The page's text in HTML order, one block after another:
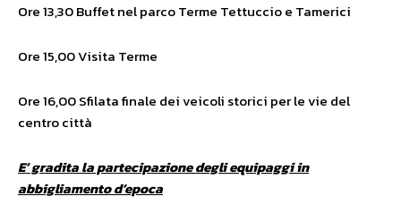
Ore 13,30 Buffet nel parco Terme Tettuccio e Tamerici
Ore 15,00 Visita Terme
Ore 16,00 Sfilata finale dei veicoli storici per le vie del
centro città
E’ gradita la partecipazione degli equipaggi in
abbigliamento d’epoca